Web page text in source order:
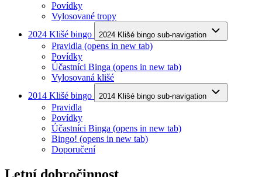
Povídky
Vylosované tropy
2024 Klišé bingo
2024 Klišé bingo sub-navigation
Pravidla (opens in new tab)
Povídky
Účastníci Binga (opens in new tab)
Vylosovaná klišé
2014 Klišé bingo
2014 Klišé bingo sub-navigation
Pravidla
Povídky
Účastníci Binga (opens in new tab)
Bingo! (opens in new tab)
Doporučení
Letní dobročinnost